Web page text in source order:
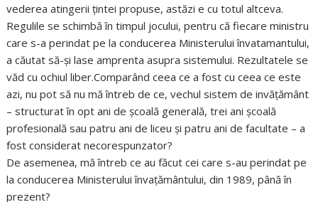
vederea atingerii ţintei propuse, astăzi e cu totul altceva.
Regulile se schimbă în timpul jocului, pentru că fiecare ministru
care s-a perindat pe la conducerea Ministerului învatamantului,
a căutat să-şi lase amprenta asupra sistemului. Rezultatele se
văd cu ochiul liber.Comparând ceea ce a fost cu ceea ce este
azi, nu pot să nu mă întreb de ce, vechul sistem de invăţământ
– structurat în opt ani de şcoală generală, trei ani şcoală
profesională sau patru ani de liceu şi patru ani de facultate – a
fost considerat necorespunzator?
De asemenea, mă întreb ce au făcut cei care s-au perindat pe
la conducerea Ministerului învaţământului, din 1989, până în
prezent?